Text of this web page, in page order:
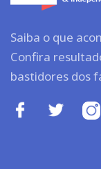
Saiba o que
Confira
bastidores dos